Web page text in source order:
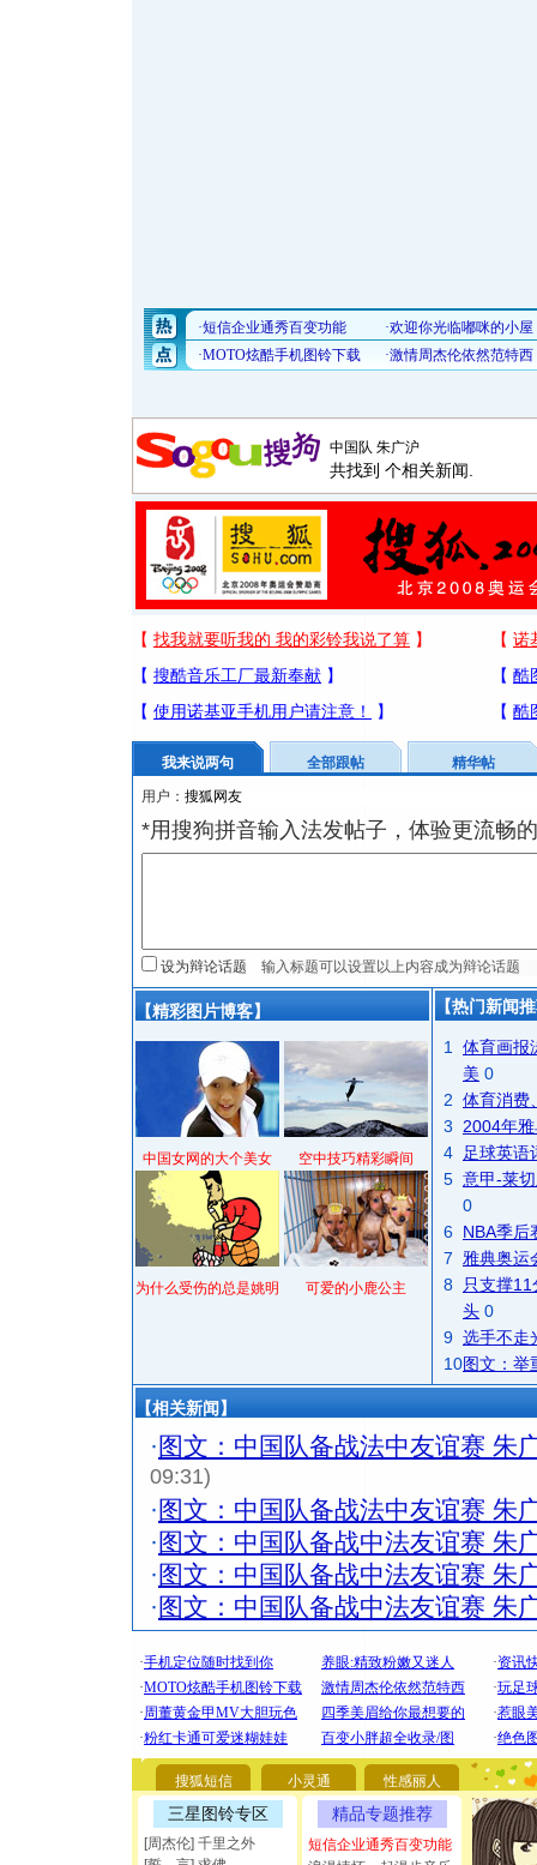
共找到 个相关新闻.
我来说两句 全部跟帖
精华帖
用户：
*用搜狗拼音输入法发帖子，体验更流畅
设为辩论话题
【精彩图片博客】
中国女网的大个美女 空中技巧精彩瞬间
为什么受伤的总是姚明 可爱的小鹿公主
【热门新闻
1
体育画报
美 0
2 体育消费
3
2004年
4
足球英语
5 意甲-莱
0
6 NBA季后
7
雅典奥运
8
只支撑
头 0
9 选手不走
10图文：举
【相关新闻】
· 图文：中国队备战法中友谊赛 朱
09:31)
· 图文：中国队备战法中友谊赛 朱
· 图文：中国队备战中法友谊赛 朱
· 图文：中国队备战中法友谊赛 朱
· 图文：中国队备战中法友谊赛 朱
搜狐短信 小灵通 性感丽人
三星图铃专区
[周杰伦] 千里之外
精品专题推荐
短信企业通秀百变功能
[圣诞节]
你太多
要平安
[圣诞节]
能正大
都要快乐
[圣诞节]
如意,快